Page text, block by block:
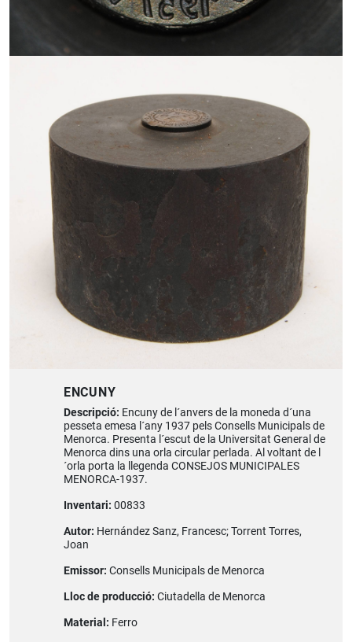
ENCUNY
Descripció: Encuny de l´anvers de la moneda d´una
pesseta emesa l´any 1937 pels Consells Municipals de
Menorca. Presenta l´escut de la Universitat General de
Menorca dins una orla circular perlada. Al voltant de l
´orla porta la llegenda CONSEJOS MUNICIPALES
MENORCA-1937.
Inventari: 00833
Autor: Hernández Sanz, Francesc; Torrent Torres,
Joan
Emissor: Consells Municipals de Menorca
Lloc de producció: Ciutadella de Menorca
Material: Ferro